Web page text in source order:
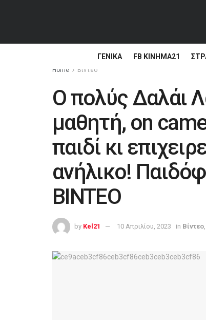
ΓΕΝΙΚΆ FB ΚΙΝΗΜΑ21
Home Βίντεο
Ο πολύς Δαλάι
μαθητή, on
παιδί κι
ανήλικο!
BINTEO
by Kel21 10 Απριλίου, 2023 in Βίντεο